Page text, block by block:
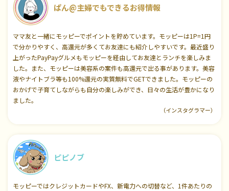
ぱん@主婦でもできるお得情報
ママ友と一緒にモッピーでポイントを貯めています。モッピーは1P=1円
で分かりやすく、高還元が多くてお友達にも紹介しやすいです。最近盛り
上がったPayPayグルメもモッピーを経由してお友達とランチを楽しみま
した。また、モッピーは美容系の案件も高還元で出る事があります。美容
液やナイトブラ等も100%還元の実質無料でGETできました。モッピーの
おかげで子育てしながらも自分の楽しみができ、日々の生活が豊かになり
ました。
（インスタグラマー）
ピピノブ
モッピーではクレジットカードやFX、新電力への切替など、1件あたりの